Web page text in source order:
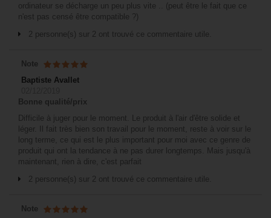
ordinateur se décharge un peu plus vite .. (peut être le fait que ce
n'est pas censé être compatible ?)
2 personne(s) sur 2 ont trouvé ce commentaire utile.
Note
Baptiste Avallet
Bonne qualité/prix
Difficile à juger pour le moment. Le produit à l'air d'être solide et
léger. Il fait très bien son travail pour le moment, reste à voir sur le
long terme, ce qui est le plus important pour moi avec ce genre de
produit qui ont la tendance à ne pas durer longtemps. Mais jusqu'à
maintenant, rien à dire, c'est parfait
2 personne(s) sur 2 ont trouvé ce commentaire utile.
Note